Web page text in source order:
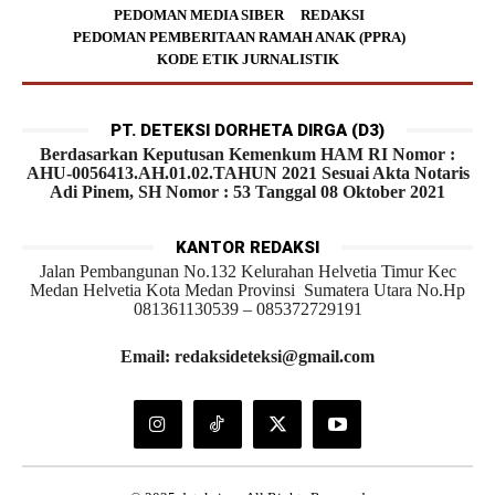
PEDOMAN MEDIA SIBER
REDAKSI
PEDOMAN PEMBERITAAN RAMAH ANAK (PPRA)
KODE ETIK JURNALISTIK
PT. DETEKSI DORHETA DIRGA (D3)
Berdasarkan Keputusan Kemenkum HAM RI Nomor :
AHU-0056413.AH.01.02.TAHUN 2021 Sesuai Akta Notaris
Adi Pinem, SH Nomor : 53 Tanggal 08 Oktober 2021
KANTOR REDAKSI
Jalan Pembangunan No.132 Kelurahan Helvetia Timur Kec
Medan Helvetia Kota Medan Provinsi Sumatera Utara No.Hp
081361130539 – 085372729191
Email: redaksideteksi@gmail.com